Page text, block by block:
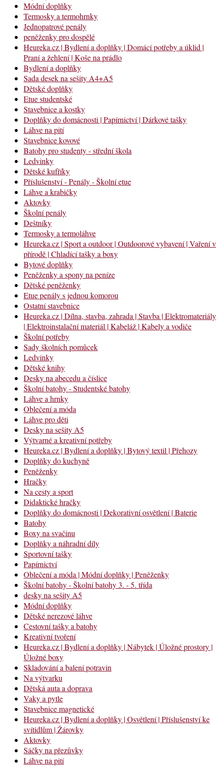
Módní doplňky
Termosky a termohrnky
Jednopatrové penály
peněženky pro dospělé
Heureka.cz | Bydlení a doplňky | Domácí potřeby a úklid |
Praní a žehlení | Koše na prádlo
Bydlení a doplňky
Sada desek na sešity A4+A5
Dětské doplňky
Etue studentské
Stavebnice a kostky
Doplňky do domácnosti | Papírnictví | Dárkové tašky
Láhve na pití
Stavebnice kovové
Batohy pro studenty - střední škola
Ledvinky
Dětské kufříky
Příslušenství - Penály - Školní etue
Láhve a krabičky
Aktovky
Školní penály
Deštníky
Termosky a termoláhve
Heureka.cz | Sport a outdoor | Outdoorové vybavení | Vaření v
přírodě | Chladící tašky a boxy
Bytové doplňky
Peněženky a spony na peníze
Dětské peněženky
Etue penály s jednou komorou
Ostatní stavebnice
Heureka.cz | Dílna, stavba, zahrada | Stavba | Elektromateriály
| Elektroinstalační materiál | Kabeláž | Kabely a vodiče
Školní potřeby
Sady školních pomůcek
Ledvinky
Dětské knihy
Desky na abecedu a číslice
Školní batohy - Studentské batohy
Láhve a hrnky
Oblečení a móda
Láhve pro děti
Desky na sešity A5
Výtvarné a kreativní potřeby
Heureka.cz | Bydlení a doplňky | Bytový textil | Přehozy
Doplňky do kuchyně
Peněženky
Hračky
Na cesty a sport
Didaktické hračky
Doplňky do domácnosti | Dekorativní osvětlení | Baterie
Batohy
Boxy na svačinu
Doplňky a náhradní díly
Sportovní tašky
Papírnictví
Oblečení a móda | Módní doplňky | Peněženky
Školní batohy - Školní batohy 3. - 5. třída
desky na sešity A5
Módní doplňky
Dětské nerezové láhve
Cestovní tašky a batohy
Kreativní tvoření
Heureka.cz | Bydlení a doplňky | Nábytek | Úložné prostory |
Úložné boxy
Skladování a balení potravin
Na výtvarku
Dětská auta a doprava
Vaky a pytle
Stavebnice magnetické
Heureka.cz | Bydlení a doplňky | Osvětlení | Příslušenství ke
svítidlům | Žárovky
Aktovky
Sáčky na přezůvky
Láhve na pití